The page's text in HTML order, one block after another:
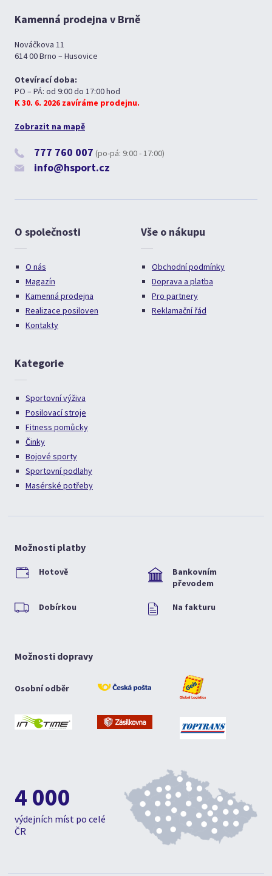
Kamenná prodejna v Brně
Nováčkova 11
614 00 Brno – Husovice
Otevírací doba:
PO – PÁ: od 9:00 do 17:00 hod
K 30. 6. 2026 zavíráme prodejnu.
Zobrazit na mapě
777 760 007 (po-pá: 9:00 - 17:00)
info@hsport.cz
O společnosti
O nás
Magazín
Kamenná prodejna
Realizace posiloven
Kontakty
Vše o nákupu
Obchodní podmínky
Doprava a platba
Pro partnery
Reklamační řád
Kategorie
Sportovní výživa
Posilovací stroje
Fitness pomůcky
Činky
Bojové sporty
Sportovní podlahy
Masérské potřeby
Možnosti platby
Hotově
Bankovním
převodem
Dobírkou Na fakturu
Možnosti dopravy
Osobní odběr
4 000
výdejních míst po celé
ČR